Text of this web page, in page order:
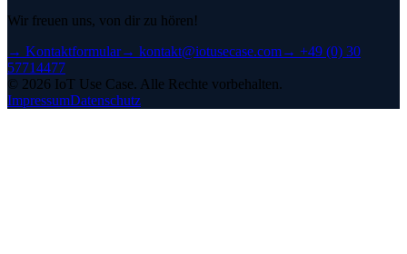
Wir freuen uns, von dir zu hören!
→ Kontaktformular→ kontakt@iotusecase.com→ +49 (0) 30
57714477
© 2026 IoT Use Case. Alle Rechte vorbehalten.
ImpressumDatenschutz